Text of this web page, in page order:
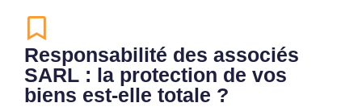
Responsabilité des associés
SARL : la protection de vos
biens est-elle totale ?